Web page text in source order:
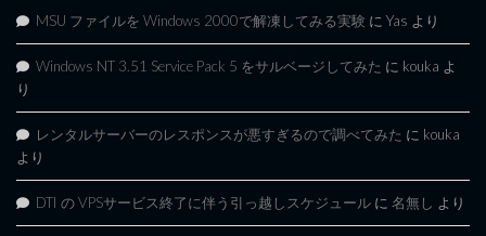
MSU ファイルを Windows 2000で解凍してみる実験 に Yas より
Windows NT 3.51 Service Pack 5 をサルベージしてみた に kouka よ
り
レンタルサーバーのレスポンスが悪すぎるので調べてみた に kouka
より
DTI の VPSサービス終了に伴う引っ越しスケジュール に 名無し より